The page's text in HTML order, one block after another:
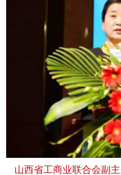
山西省工商业联合会副